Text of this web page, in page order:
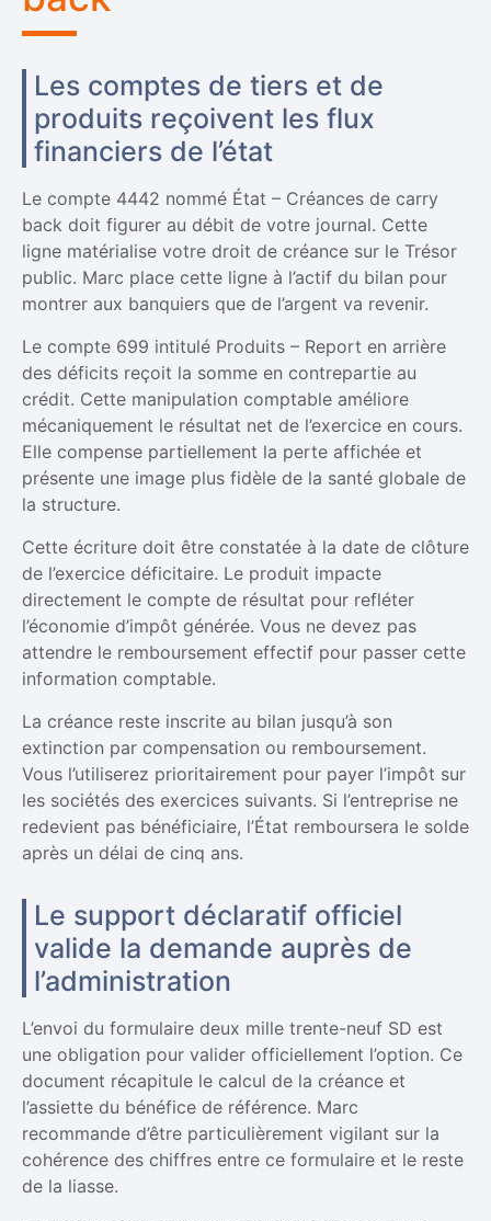
Les comptes de tiers et de
produits reçoivent les flux
financiers de l’état
Le compte 4442 nommé État – Créances de carry
back doit figurer au débit de votre journal. Cette
ligne matérialise votre droit de créance sur le Trésor
public. Marc place cette ligne à l’actif du bilan pour
montrer aux banquiers que de l’argent va revenir.
Le compte 699 intitulé Produits – Report en arrière
des déficits reçoit la somme en contrepartie au
crédit. Cette manipulation comptable améliore
mécaniquement le résultat net de l’exercice en cours.
Elle compense partiellement la perte affichée et
présente une image plus fidèle de la santé globale de
la structure.
Cette écriture doit être constatée à la date de clôture
de l’exercice déficitaire. Le produit impacte
directement le compte de résultat pour refléter
l’économie d’impôt générée. Vous ne devez pas
attendre le remboursement effectif pour passer cette
information comptable.
La créance reste inscrite au bilan jusqu’à son
extinction par compensation ou remboursement.
Vous l’utiliserez prioritairement pour payer l’impôt sur
les sociétés des exercices suivants. Si l’entreprise ne
redevient pas bénéficiaire, l’État remboursera le solde
après un délai de cinq ans.
Le support déclaratif officiel
valide la demande auprès de
l’administration
L’envoi du formulaire deux mille trente-neuf SD est
une obligation pour valider officiellement l’option. Ce
document récapitule le calcul de la créance et
l’assiette du bénéfice de référence. Marc
recommande d’être particulièrement vigilant sur la
cohérence des chiffres entre ce formulaire et le reste
de la liasse.